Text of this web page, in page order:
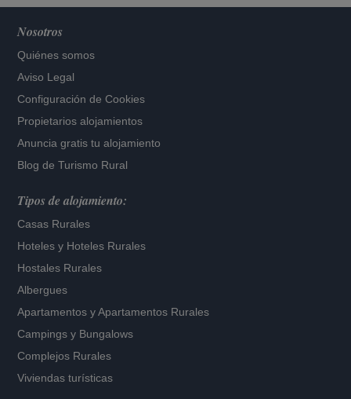
Nosotros
Quiénes somos
Aviso Legal
Configuración de Cookies
Propietarios alojamientos
Anuncia gratis tu alojamiento
Blog de Turismo Rural
Tipos de alojamiento:
Casas Rurales
Hoteles y Hoteles Rurales
Hostales Rurales
Albergues
Apartamentos yApartamentos Rurales
Campings y Bungalows
Complejos Rurales
Viviendas turísticas